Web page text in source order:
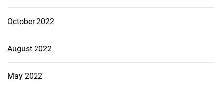
October 2022
August 2022
May 2022